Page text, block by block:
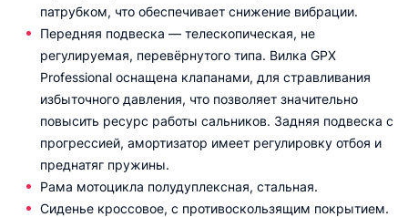
патрубком, что обеспечивает снижение вибрации.
Передняя подвеска — телескопическая, не
регулируемая, перевёрнутого типа. Вилка GPX
Professional оснащена клапанами, для стравливания
избыточного давления, что позволяет значительно
повысить ресурс работы сальников. Задняя подвеска с
прогрессией, амортизатор имеет регулировку отбоя и
преднатяг пружины.
Рама мотоцикла полудуплексная, стальная.
Сиденье кроссовое, с противоскользящим покрытием.